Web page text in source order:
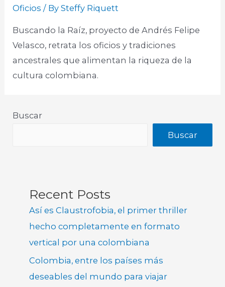
Oficios / BySteffy Riquett
Buscando la Raíz, proyecto de Andrés Felipe
Velasco, retrata los oficios y tradiciones
ancestrales que alimentan la riqueza de la
cultura colombiana.
Buscar
Buscar
Recent Posts
Así es Claustrofobia, el primer thriller
hecho completamente en formato
vertical por una colombiana
Colombia, entre los países más
deseables del mundo para viajar